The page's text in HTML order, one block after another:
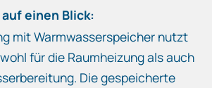
einen Blick:
mit Warmwasserspeicher nutzt
für die Raumheizung als auch
Die gespeicherte